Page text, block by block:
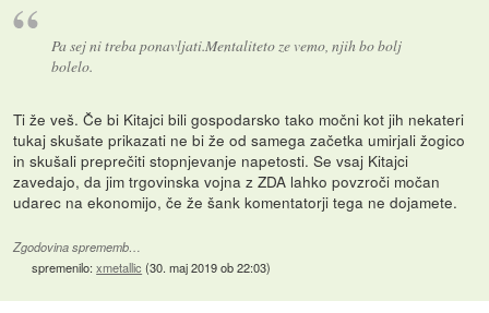
Pa sej ni treba ponavljati.Mentaliteto ze vemo, njih bo bolj
bolelo.
Ti že veš. Če bi Kitajci bili gospodarsko tako močni kot jih nekateri
tukaj skušate prikazati ne bi že od samega začetka umirjali žogico
in skušali preprečiti stopnjevanje napetosti. Se vsaj Kitajci
zavedajo, da jim trgovinska vojna z ZDA lahko povzroči močan
udarec na ekonomijo, če že šank komentatorji tega ne dojamete.
Zgodovina sprememb…
spremenilo:xmetallic (30. maj 2019 ob 22:03)